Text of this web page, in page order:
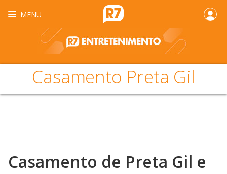
MENU
Casamento Preta Gil
Casamento de Preta Gil e